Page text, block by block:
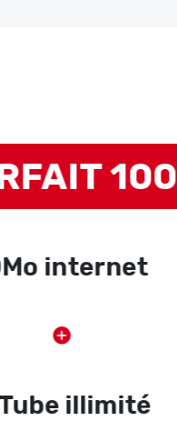
100
internet
illimité